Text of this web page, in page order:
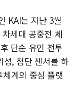
KAI는 지난 3월
세대 공중전 체
단순 유인 전투
성, 첨단 센서를 하
계의 중심 플랫